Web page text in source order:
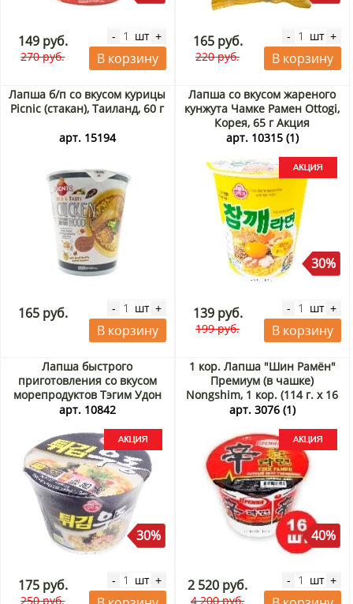
149 руб.
270 руб.
- шт +
В корзину
165 руб.
220 руб.
- шт +
В корзину
Лапша б/п со вкусом курицы
Picnic (стакан), Таиланд, 60 г
арт. 15194
165 руб. - шт +
В корзину
Лапша со вкусом жареного
кунжута Чамке Рамен Ottogi,
Корея, 65 г Акция
арт. 10315 (1)
30%
139 руб.
199 руб.
- шт +
В корзину
Лапша быстрого
приготовления со вкусом
морепродуктов Тэгим Удон
Ottogi, Корея, 110 г Акция
арт. 10842
30%
175 руб.
250 руб.
- шт +
1 кор. Лапша "Шин Рамён"
Премиум (в чашке)
Nongshim, 1 кор. (114 г. х 16
шт.) Акция
арт. 3076 (1)
40%
2 520 руб.
4 200 руб.
- шт +